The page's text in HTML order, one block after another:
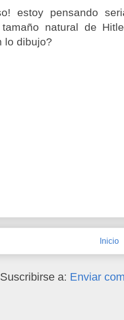
estoy pensando
tamaño natural de
lo dibujo?
Inicio
Suscribirse a: Enviar